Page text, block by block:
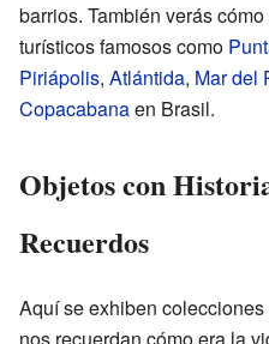
barrios. También verás
turísticos famosos como
Piriápolis, Atlántida, Mar del
Copacabanaen Brasil.
Objetos con
Recuerdos
Aquí se exhiben